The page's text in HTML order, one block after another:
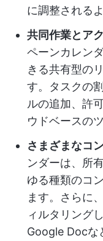
に調整される
共同作業とア
ペーンカレン
きる共有型の
す。タスクの
ルの追加、許
ウドベースの
さまざまなコ
ンダーは、所
ゆる種類のコ
ます。さらに
ィルタリング
Google Docな